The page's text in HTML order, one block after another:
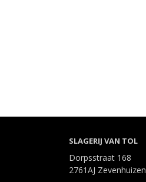
SLAGERIJ VAN TOL
Dorpsstraat 168
2761AJ Zevenhuizen